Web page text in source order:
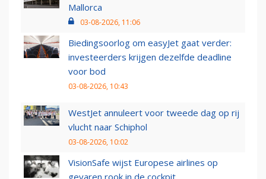
Mallorca
03-08-2026, 11:06
Biedingsoorlog om easyJet gaat verder:
investeerders krijgen dezelfde deadline
voor bod
03-08-2026, 10:43
WestJet annuleert voor tweede dag op rij
vlucht naar Schiphol
03-08-2026, 10:02
VisionSafe wijst Europese airlines op